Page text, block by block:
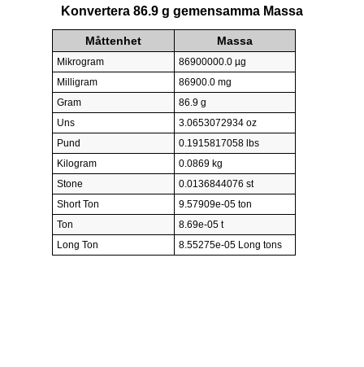
Konvertera 86.9 g gemensamma Massa
Måttenhet Massa
Mikrogram
86900000.0 µg
Milligram
86900.0 mg
Gram
86.9 g
Uns
3.0653072934 oz
Pund
0.1915817058 lbs
Kilogram
0.0869 kg
Stone
0.0136844076 st
Short Ton
9.57909e-05 ton
Ton
8.69e-05 t
Long Ton
8.55275e-05 Long tons